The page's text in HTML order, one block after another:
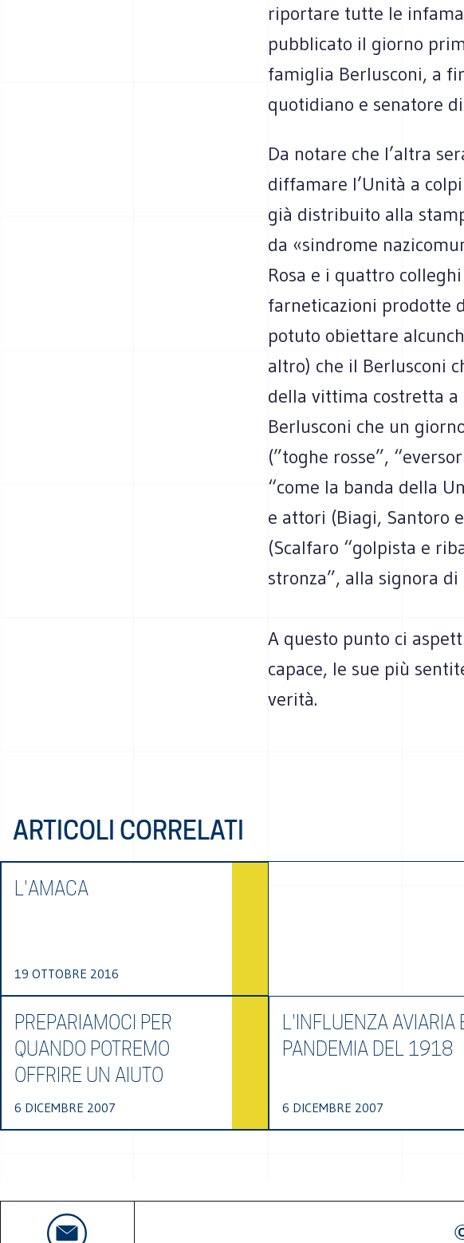
riportare tutte le
pubblicato il giorno
famiglia Berlusconi, a
quotidiano e senatore
Da notare che l’altra
diffamare l’Unità a
già distribuito alla
da «sindrome
Rosa e i quattro
farneticazioni prodotte
potuto obiettare
altro) che il Berlusconi
della vittima costretta a
Berlusconi che un
(”toghe rosse”,
“come la banda della
e attori (Biagi, Santoro
(Scalfaro “golpista e
stronza”, alla signora
A questo punto ci
capace, le sue più
verità.
ARTICOLI CORRELATI
L'AMACA
19 OTTOBRE 2016
PREPARIAMOCI PER
QUANDO POTREMO
OFFRIRE UN AIUTO
6 DICEMBRE 2007
L'INFLUENZA AVIARIA
PANDEMIA DEL 1918
6 DICEMBRE 2007